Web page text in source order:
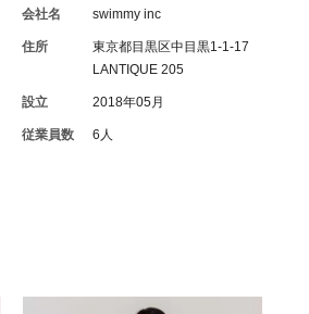
会社名 swimmy inc
住所
東京都目黒区中目黒1-1-17
LANTIQUE 205
設立 2018年05月
従業員数 6人